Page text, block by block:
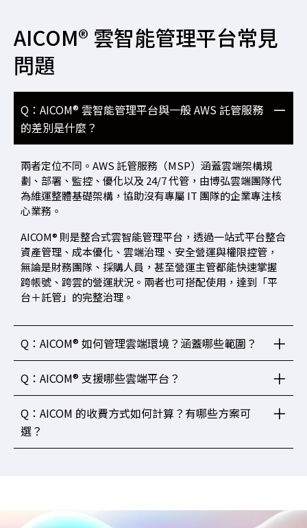
AICOM® 雲智能管理平台常見
問題
Q：AICOM® 雲智能管理平台與一般 AWS 託管服務
的差別是什麼？
兩者定位不同。AWS 託管服務（MSP）涵蓋雲端架構規
劃、部署、監控、優化以及 24/7代管，由博弘雲端團隊代
為維運整體基礎架構，協助沒有專屬 IT 團隊的企業專注核
心業務。
AICOM® 則是整合式雲智能管理平台，透過一站式平台整合
資產管理、成本優化、雲端治理、安全營運與權限控管，
無論是財務團隊、採購人員，甚至營運主管都能快速掌握
跨帳號、跨雲的營運狀況。兩者也可搭配使用，達到「平
台＋託管」的完整治理。
Q：AICOM® 如何管理雲端環境？涵蓋哪些範圍？
Q：AICOM® 支援哪些雲端平台？
Q：AICOM 的收費方式如何計算？有哪些方案可
選？